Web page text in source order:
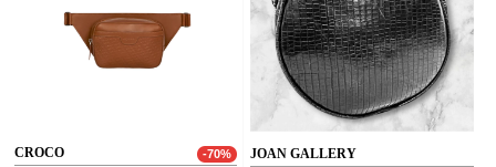
CROCO -70% JOAN GALLERY